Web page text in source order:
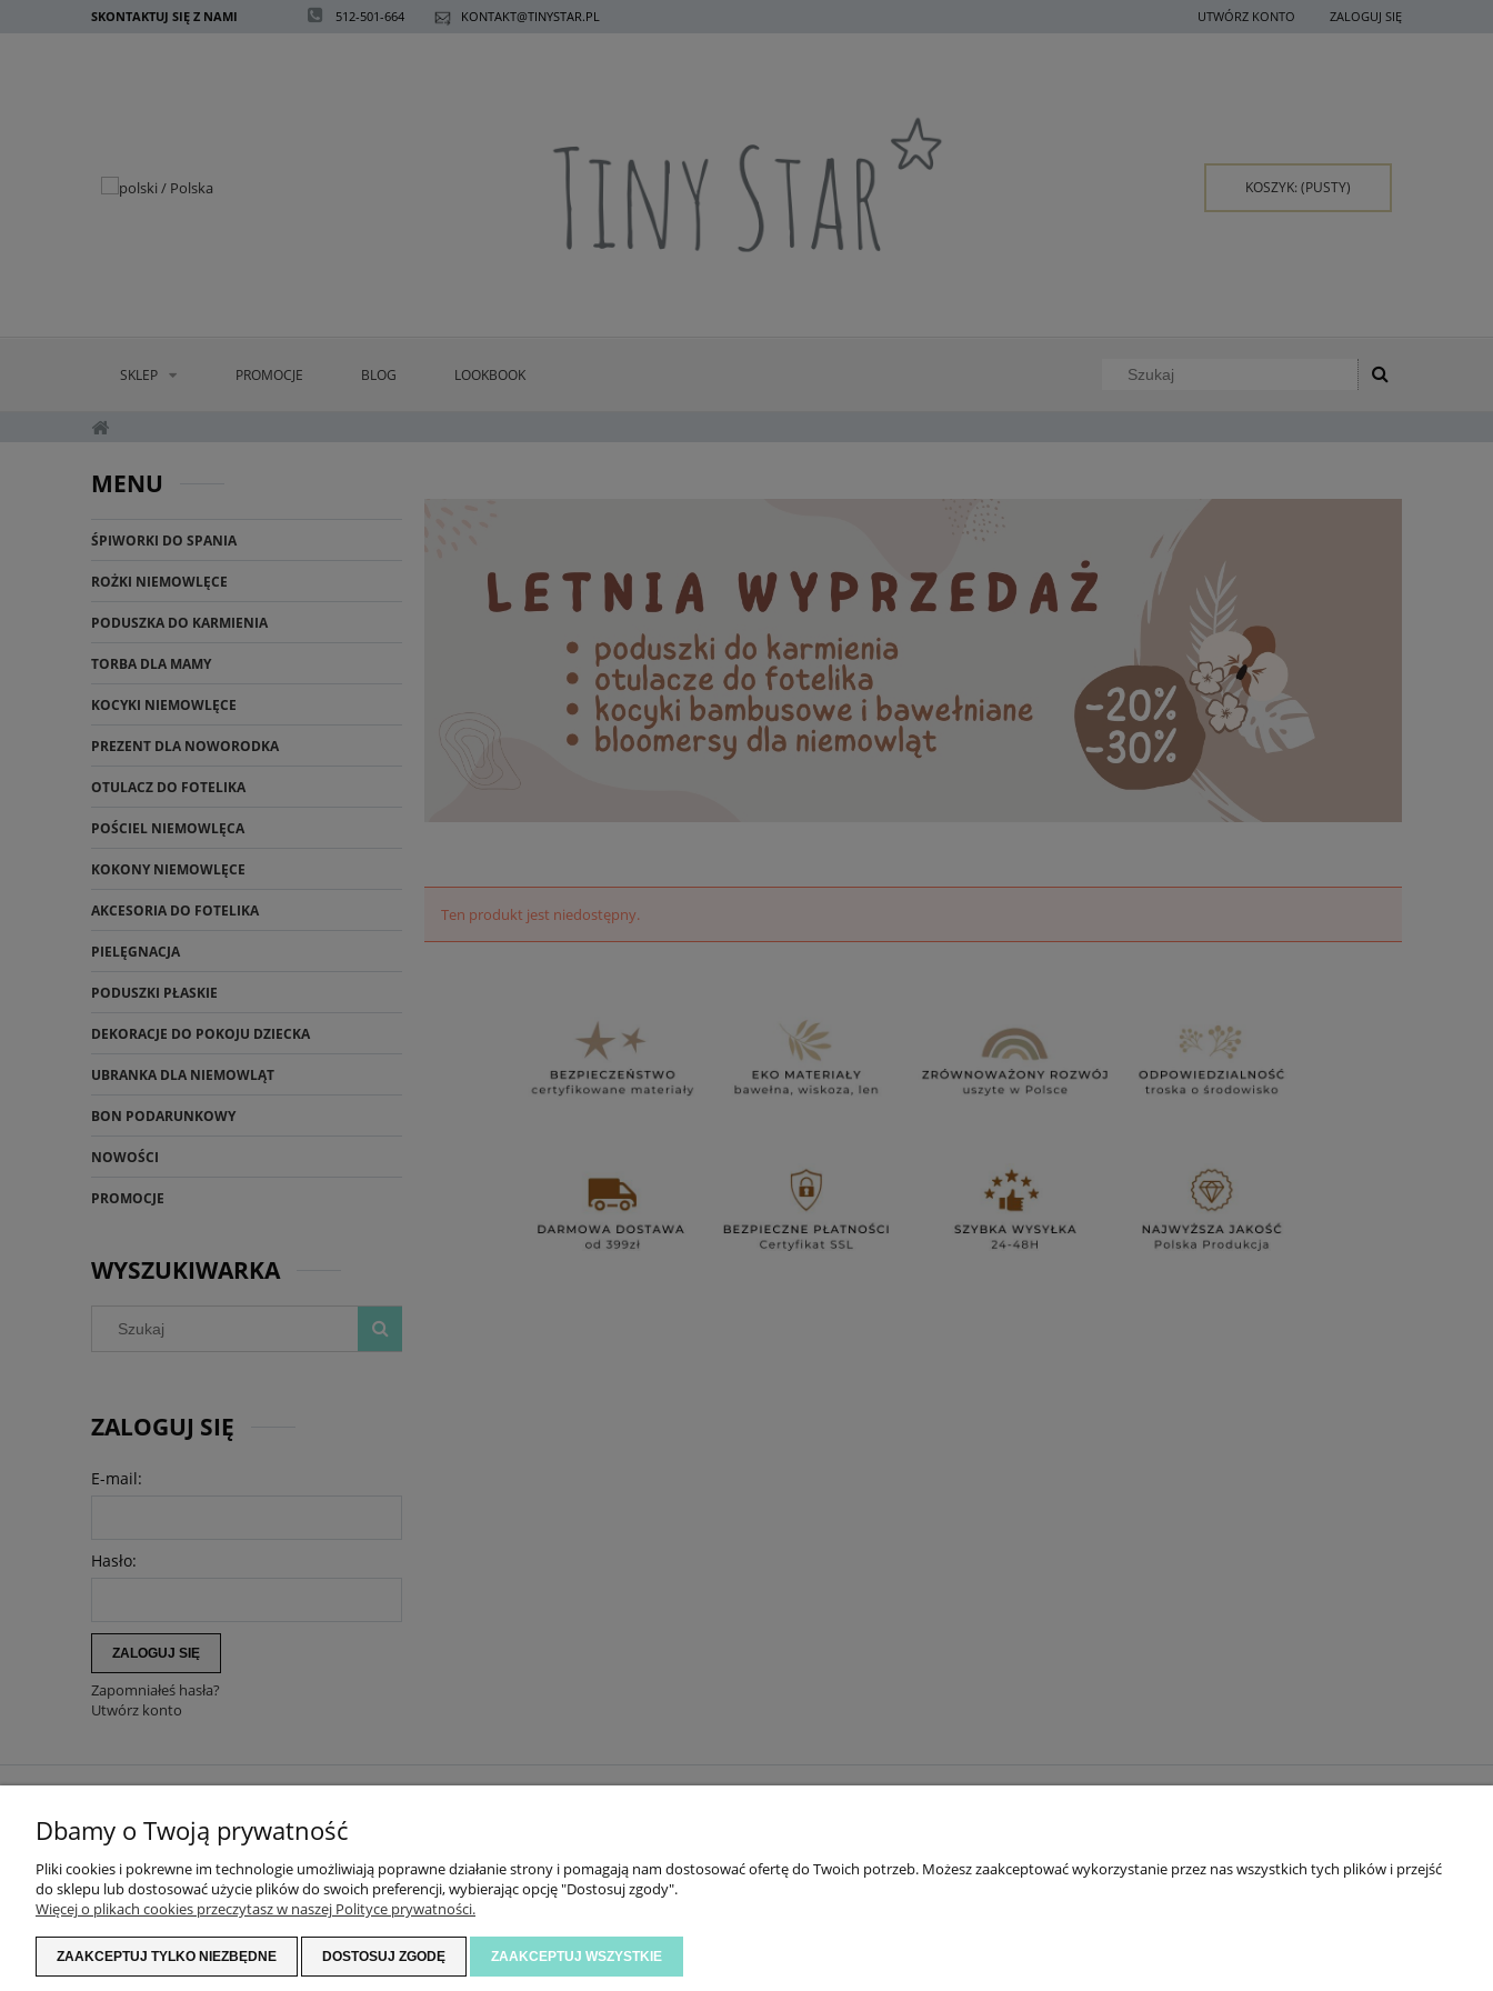
SKONTAKTUJ SIĘ Z NAMI 512-501-664 KONTAKT@TINYSTAR.PL UTWÓRZ KONTO ZALOGUJ SIĘ
KOSZYK: (PUSTY)
SKLEP PROMOCJE BLOG LOOKBOOK
MENU
ŚPIWORKI DO SPANIA
ROŻKI NIEMOWLĘCE
PODUSZKA DO KARMIENIA
TORBA DLA MAMY
KOCYKI NIEMOWLĘCE
PREZENT DLA NOWORODKA
OTULACZ DO FOTELIKA
POŚCIEL NIEMOWLĘCA
KOKONY NIEMOWLĘCE
AKCESORIA DO FOTELIKA
PIELĘGNACJA
PODUSZKI PŁASKIE
DEKORACJE DO POKOJU DZIECKA
UBRANKA DLA NIEMOWLĄT
BON PODARUNKOWY
NOWOŚCI
PROMOCJE
WYSZUKIWARKA
ZALOGUJ SIĘ
E-mail:
Hasło:
ZALOGUJ SIĘ
Zapomniałeś hasła?
Utwórz konto
Ten produkt jest niedostępny.
DOKONAJ ZWROTU
DOSTAWA I PŁATNOŚĆ
ZWROTY I REKLAMACJE
POLITYKA PRYWATNOŚCI
O TINY STAR
OPINIE I NAGRODY
INSTAGRAM
Dbamy o Twoją prywatność
Pliki cookies i pokrewne im technologie umożliwiają poprawne działanie strony i pomagają nam dostosować ofertę do Twoich potrzeb. Możesz zaakceptować wykorzystanie przez nas wszystkich tych plików i przejść
do sklepu lub dostosować użycie plików do swoich preferencji, wybierając opcję "Dostosuj zgody".
Więcej o plikach cookies przeczytasz w naszej Polityce prywatności.
ZAAKCEPTUJ TYLKO NIEZBĘDNE DOSTOSUJ ZGODĘ ZAAKCEPTUJ WSZYSTKIE